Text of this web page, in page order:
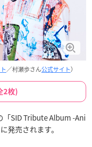
／村瀬歩さん公式サイト）
2枚)
SID Tribute Album -Ani
発売されます。